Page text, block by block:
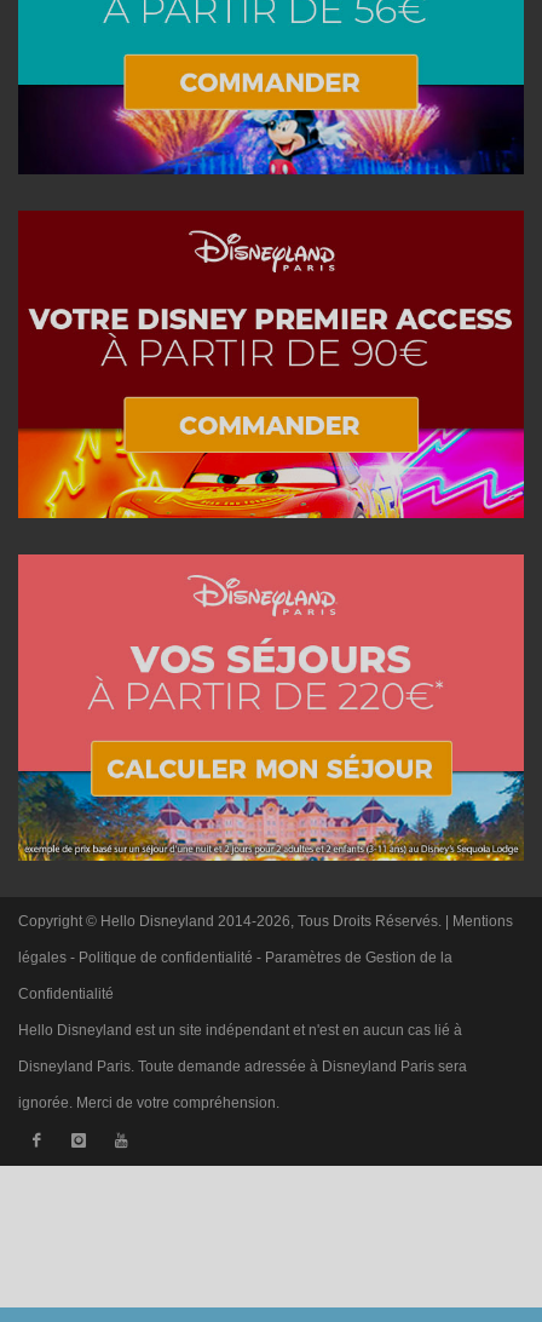
Copyright © Hello Disneyland 2014-2026, Tous Droits Réservés. | Mentions
légales - Politique de confidentialité - Paramètres de Gestion de la
Confidentialité
Hello Disneyland est un site indépendant et n'est en aucun cas lié à
Disneyland Paris. Toute demande adressée à Disneyland Paris sera
ignorée. Merci de votre compréhension.